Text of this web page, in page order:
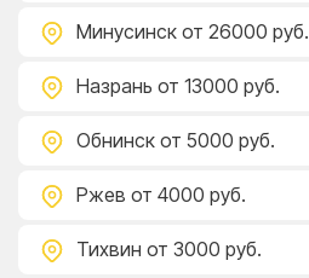
Минусинск от 26000 руб.
Назрань от 13000 руб.
Обнинск от 5000 руб.
Ржев от 4000 руб.
Тихвин от 3000 руб.